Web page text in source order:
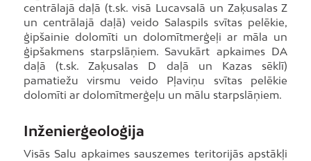
centrālajā daļā (t.sk. visā Lucavsalā un Zaķusalas Z
un centrālajā daļā) veido Salaspils svītas pelēkie,
ģipšainie dolomīti un dolomītmerģeļi ar māla un
ģipšakmens starpslāņiem. Savukārt apkaimes DA
daļā (t.sk. Zaķusalas D daļā un Kazas sēklī)
pamatiežu virsmu veido Pļaviņu svītas pelēkie
dolomīti ar dolomītmerģeļu un mālu starpslāņiem.
Inženierģeoloģija
Visās Salu apkaimes sauszemes teritorijās apstākļi